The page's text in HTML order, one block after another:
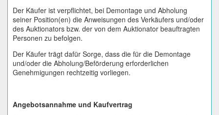
Der Käufer ist verpflichtet, bei Demontage und Abholung
seiner Position(en) die Anweisungen des Verkäufers und/oder
des Auktionators bzw. der von dem Auktionator beauftragten
Personen zu befolgen.
Der Käufer trägt dafür Sorge, dass die für die Demontage
und/oder die Abholung/Beförderung erforderlichen
Genehmigungen rechtzeitig vorliegen.
Angebotsannahme und Kaufvertrag